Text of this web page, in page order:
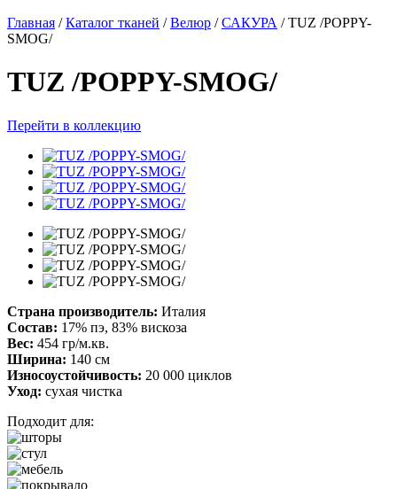
Главная / Каталог тканей / Велюр / САКУРА / TUZ /POPPY-
SMOG/
TUZ /POPPY-SMOG/
Перейти в коллекцию
Страна производитель: Италия
Состав: 17% пэ, 83% вискоза
Вес: 454 гр/м.кв.
Ширина: 140 см
Износоустойчивость: 20 000 циклов
Уход: сухая чистка
Подходит для: